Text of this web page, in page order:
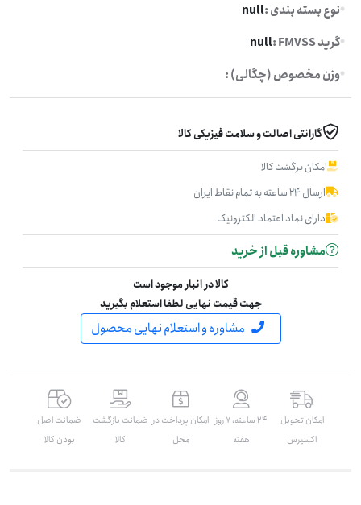
نوع بسته بندی :null
گرید FMVSS :
null
وزن مخصوص (چگالی) :
گارانتی اصالت و سلامت فیزیکی کالا
امکان برگشت کالا
ارسال ۲۴ ساعته به تمام نقاط ایران
دارای نماد اعتماد الکترونیک
مشاوره قبل از خرید
کالا در انبار موجود است
جهت قیمت نهایی لطفا استعلام بگیرید
مشاوره و استعلام نهایی محصول
امکان تحویل
اکسپرس
۲۴ ساعته، ۷ روز
هفته
امکان پرداخت در
محل
ضمانت بازگشت
کالا
ضمانت اصل
بودن کالا